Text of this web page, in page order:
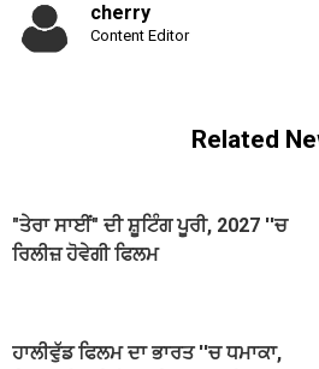
cherry
Content Editor
Related
"ਤੇਰਾ ਸਾਈਂ" ਦੀ ਸ਼ੂਟਿੰਗ ਪੂਰੀ, 2027 ''ਚ
ਰਿਲੀਜ਼ ਹੋਵੇਗੀ ਫਿਲਮ
ਹਾਲੀਵੁੱਡ ਫਿਲਮ ਦਾ ਭਾਰਤ ''ਚ ਧਮਾਕਾ,